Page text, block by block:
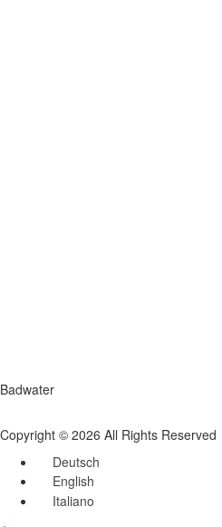
Badwater
Copyright © 2026 All Rights Reserved
Deutsch
English
Italiano